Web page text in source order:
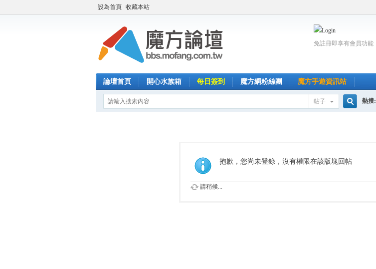
設為首頁 收藏本站
免註冊即享有會員功能
論壇首頁 開心水族箱 每日簽到 魔方網粉絲團 魔方手遊資訊站
帖子
索
熱搜:
抱歉，您尚未登錄，沒有權限在該版塊回帖
請稍候...